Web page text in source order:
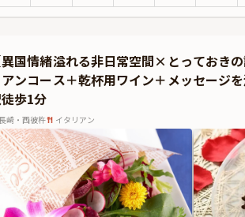
人やご家族との記念日にもぴったり。長崎駅前からの
国情緒溢れる非日常空間×とっておき
ンコース＋乾杯用ワイン＋メッセージ
歩1分
崎・西彼杵 イタリアン